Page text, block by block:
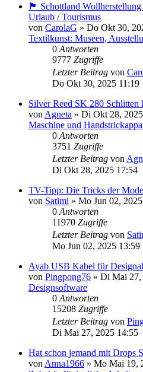
🏴󠁧󠁢󠁳󠁣󠁴󠁿 Schottland
Urlaub / Tourismus
von CarolaG » Do Okt 30,
Textilkunst: Museen,
0 Antworten
9777 Zugriffe
Letzter Beitrag von
Do Okt 30, 2025 11:19
Silver Reed SK 280 Schlitten
von Agneta » Di Okt 28,
Maschine und
0 Antworten
3751 Zugriffe
Letzter Beitrag von
Di Okt 28, 2025 17:54
TV-Tipp: Die Tricks der
von Satimi » Mo Jun 02,
0 Antworten
11970 Zugriffe
Letzter Beitrag von
Mo Jun 02, 2025 13:59
Ayab USB Kabel für
von Pingpong76 » Di Mai 27,
Designsoftware
0 Antworten
15208 Zugriffe
Letzter Beitrag von
Di Mai 27, 2025 14:55
Hat schon jemand mit Drops
von Anna1966 » Mo Mai 19,